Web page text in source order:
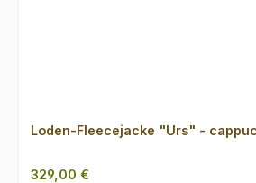
Loden-Fleecejacke "Urs" -
Regulärer Preis:
329,00 €